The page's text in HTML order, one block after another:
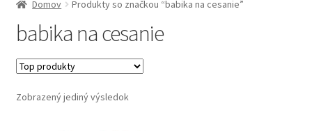
Kategórie produktov
Dôležité informácie
Domov Produkty so značkou “babika na cesanie”
babika na cesanie
Zobrazený jediný výsledok